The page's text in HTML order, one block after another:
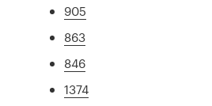
905
863
846
1374